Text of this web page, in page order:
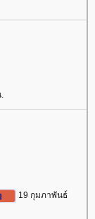
19 กุมภาพันธ์